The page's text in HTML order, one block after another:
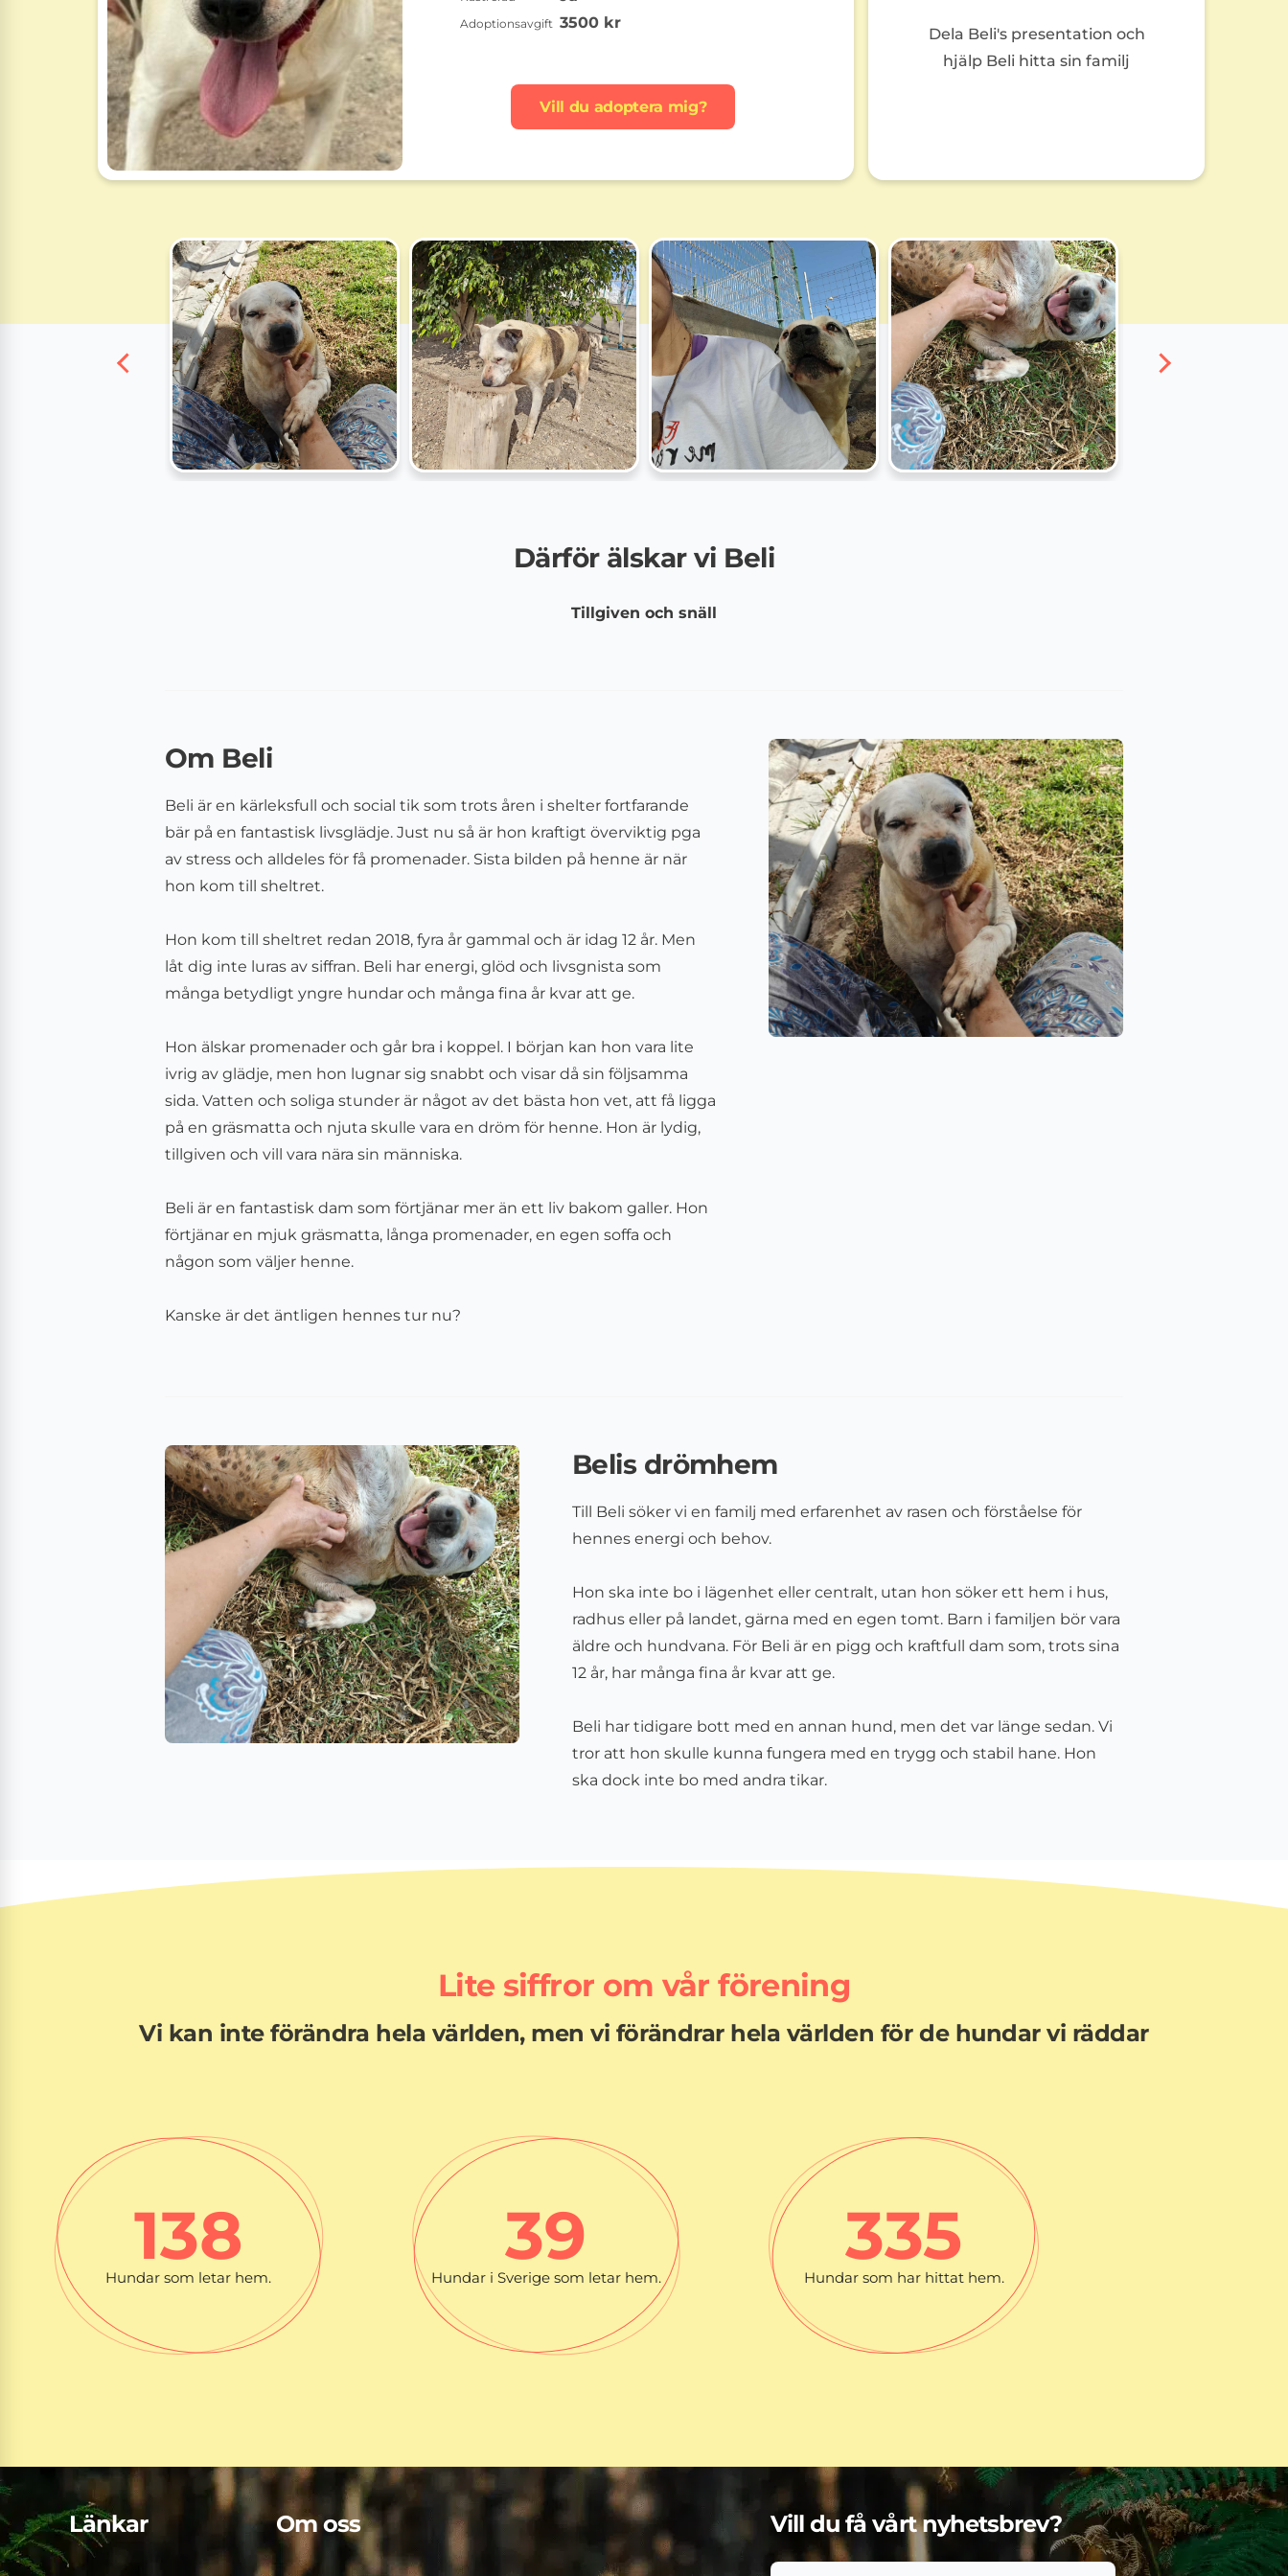
Adoptionsavgift 3500 kr
Vill du adoptera mig?
Dela Beli's presentation och
hjälp Beli hitta sin familj
Därför älskar vi Beli
Tillgiven och snäll
Om Beli
Beli är en kärleksfull och social tik som trots åren i shelter fortfarande
bär på en fantastisk livsglädje. Just nu så är hon kraftigt överviktig pga
av stress och alldeles för få promenader. Sista bilden på henne är när
hon kom till sheltret.
Hon kom till sheltret redan 2018, fyra år gammal och är idag 12 år. Men
låt dig inte luras av siffran. Beli har energi, glöd och livsgnista som
många betydligt yngre hundar och många fina år kvar att ge.
Hon älskar promenader och går bra i koppel. I början kan hon vara lite
ivrig av glädje, men hon lugnar sig snabbt och visar då sin följsamma
sida. Vatten och soliga stunder är något av det bästa hon vet, att få ligga
på en gräsmatta och njuta skulle vara en dröm för henne. Hon är lydig,
tillgiven och vill vara nära sin människa.
Beli är en fantastisk dam som förtjänar mer än ett liv bakom galler. Hon
förtjänar en mjuk gräsmatta, långa promenader, en egen soffa och
någon som väljer henne.
Kanske är det äntligen hennes tur nu?
Belis drömhem
Till Beli söker vi en familj med erfarenhet av rasen och förståelse för
hennes energi och behov.
Hon ska inte bo i lägenhet eller centralt, utan hon söker ett hem i hus,
radhus eller på landet, gärna med en egen tomt. Barn i familjen bör vara
äldre och hundvana. För Beli är en pigg och kraftfull dam som, trots sina
12 år, har många fina år kvar att ge.
Beli har tidigare bott med en annan hund, men det var länge sedan. Vi
tror att hon skulle kunna fungera med en trygg och stabil hane. Hon
ska dock inte bo med andra tikar.
Lite siffror om vår förening
Vi kan inte förändra hela världen, men vi förändrar hela världen för de hundar vi räddar
Hundar som letar hem.
138
Hundar i Sverige som letar hem.
39
Hundar som har hittat hem.
335
Länkar Om oss Vill du få vårt nyhetsbrev?